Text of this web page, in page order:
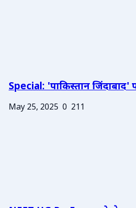
Special: 'पाकिस्तान जिंदाबाद'
May 25, 2025 0 211